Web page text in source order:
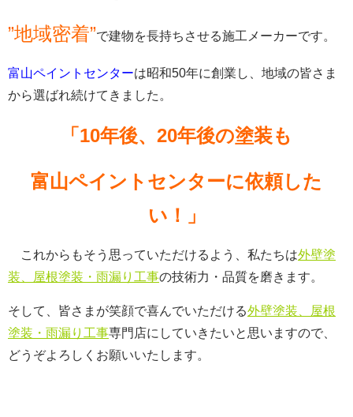
”地域密着”で建物を長持ちさせる施工メーカーです。
富山ペイントセンターは昭和50年に創業し、地域の皆さま
から選ばれ続けてきました。
「10年後、20年後の塗装も
富山ペイントセンターに依頼した
い！」
これからもそう思っていただけるよう、私たちは外壁塗
装、屋根塗装・雨漏り工事の技術力・品質を磨きます。
そして、皆さまが笑顔で喜んでいただける外壁塗装、屋根
塗装・雨漏り工事専門店にしていきたいと思いますので、
どうぞよろしくお願いいたします。